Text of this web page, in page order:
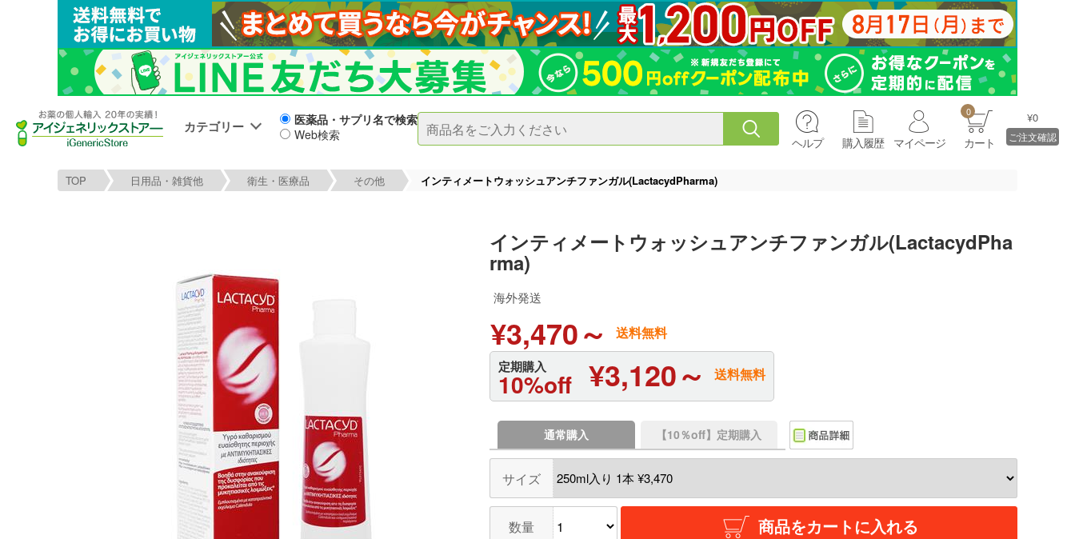
カテゴリー
医薬品・サプリ名で検索
Web検索
ヘルプ 購入履歴 マイページ
0
カート
¥0
ご注文確認
TOP 日用品・雑貨他 衛生・医療品 その他 インティメートウォッシュアンチファンガル(LactacydPharma)
インティメートウォッシュアンチファンガル(LactacydPha
rma)
海外発送
¥3,470～ 送料無料
定期購入
10%off ¥3,120～ 送料無料
通常購入 【10％off】定期購入
サイズ
数量 商品をカートに入れる